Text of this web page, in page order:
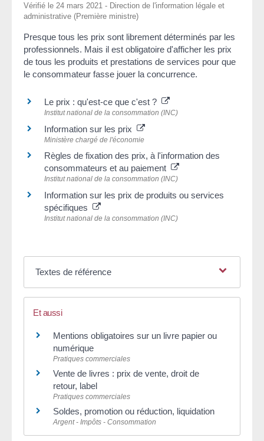
Vérifié le 24 mars 2021 - Direction de l'information légale et
administrative (Première ministre)
Presque tous les prix sont librement déterminés par les
professionnels. Mais il est obligatoire d'afficher les prix
de tous les produits et prestations de services pour que
le consommateur fasse jouer la concurrence.
Le prix : qu'est-ce que c'est ?
Institut national de la consommation (INC)
Information sur les prix
Ministère chargé de l'économie
Règles de fixation des prix, à l'information des
consommateurs et au paiement
Institut national de la consommation (INC)
Information sur les prix de produits ou services
spécifiques
Institut national de la consommation (INC)
Textes de référence
Et aussi
Mentions obligatoires sur un livre papier ou
numérique
Pratiques commerciales
Vente de livres : prix de vente, droit de
retour, label
Pratiques commerciales
Soldes, promotion ou réduction, liquidation
Argent - Impôts - Consommation